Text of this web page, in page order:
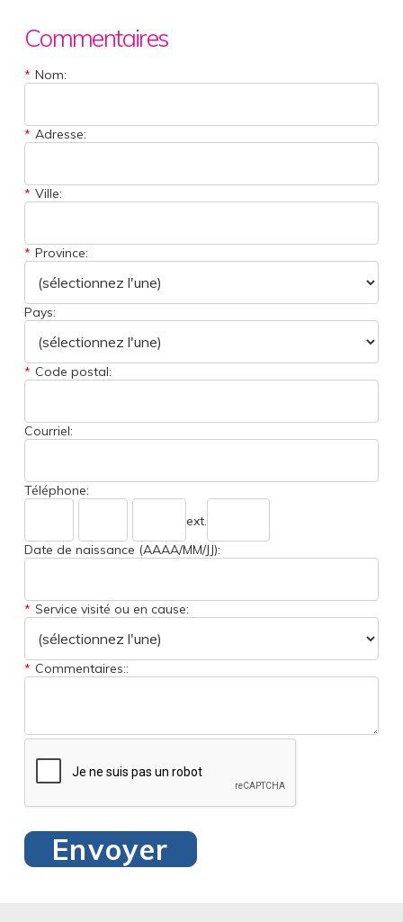
Commentaires
* Nom:
* Adresse:
* Ville:
* Province:
Pays:
* Code postal:
Courriel:
Téléphone:
phone
code
phone
number
ext.
Date de naissance (AAAA/MM/JJ):
* Service visité ou en cause:
* Commentaires::